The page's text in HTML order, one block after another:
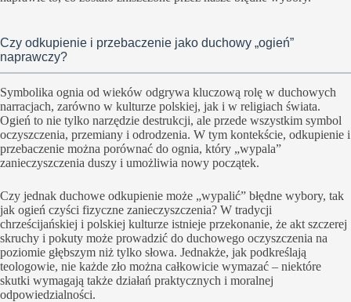
Czy odkupienie i przebaczenie jako duchowy „ogień”
naprawczy?
Symbolika ognia od wieków odgrywa kluczową rolę w duchowych
narracjach, zarówno w kulturze polskiej, jak i w religiach świata.
Ogień to nie tylko narzędzie destrukcji, ale przede wszystkim symbol
oczyszczenia, przemiany i odrodzenia. W tym kontekście, odkupienie i
przebaczenie można porównać do ognia, który „wypala”
zanieczyszczenia duszy i umożliwia nowy początek.
Czy jednak duchowe odkupienie może „wypalić” błędne wybory, tak
jak ogień czyści fizyczne zanieczyszczenia? W tradycji
chrześcijańskiej i polskiej kulturze istnieje przekonanie, że akt szczerej
skruchy i pokuty może prowadzić do duchowego oczyszczenia na
poziomie głębszym niż tylko słowa. Jednakże, jak podkreślają
teologowie, nie każde zło można całkowicie wymazać – niektóre
skutki wymagają także działań praktycznych i moralnej
odpowiedzialności.